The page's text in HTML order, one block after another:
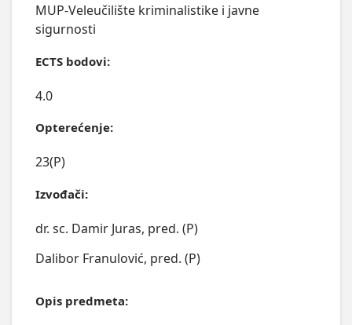
MUP-Veleučilište kriminalistike i javne
sigurnosti
ECTS bodovi:
4.0
Opterećenje:
23(P)
Izvođači:
dr. sc. Damir Juras, pred. (P)
Dalibor Franulović, pred. (P)
Opis predmeta: